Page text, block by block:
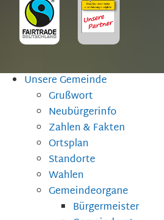
Unsere Gemeinde
Grußwort
Neubürgerinfo
Zahlen & Fakten
Ortsplan
Standorte
Wahlen
Gemeindeorgane
Bürgermeister